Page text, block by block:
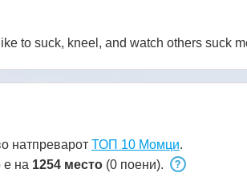
to suck, kneel, and watch others suck
натпреварот ТОП 10 Момци.
е на 1254 место (0 поени).